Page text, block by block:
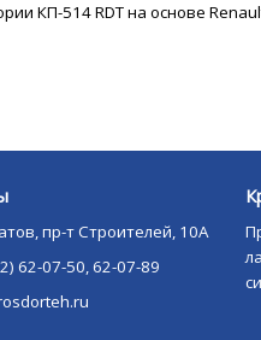
КП-514 RDT на основе
пр-т Строителей, 10А
62-07-50, 62-07-89